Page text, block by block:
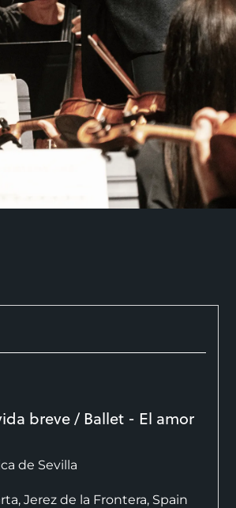
breve / Ballet - El amor
de Sevilla
Jerez de la Frontera, Spain